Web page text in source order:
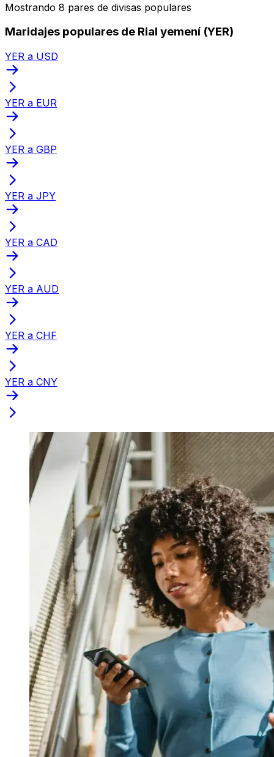
Mostrando 8 pares de divisas populares
Maridajes populares de Rial yemení (YER)
YER a USD
YER a EUR
YER a GBP
YER a JPY
YER a CAD
YER a AUD
YER a CHF
YER a CNY